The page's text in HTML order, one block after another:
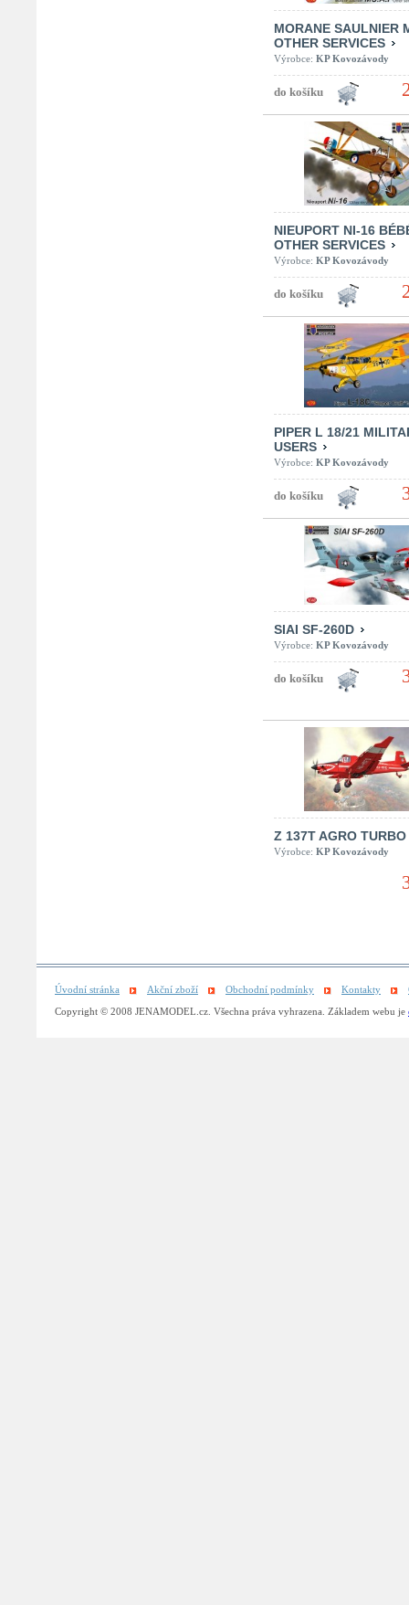
MORANE SAULNIER
OTHER SERVICES
Výrobce: KP Kovozávody
NIEUPORT NI-16
OTHER SERVICES
Výrobce: KP Kovozávody
PIPER L 18/21
USERS
Výrobce: KP Kovozávody
SIAI SF-260D
Výrobce: KP Kovozávody
Z 137T AGRO TURBO
Výrobce: KP Kovozávody
Úvodní stránka Akční zboží Obchodní podmínky Kontakty
Copyright © 2008 JENAMODEL.cz. Všechna práva vyhrazena. Základem webu je